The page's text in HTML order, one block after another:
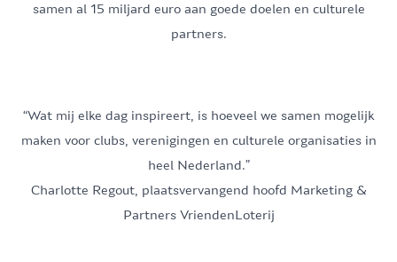
samen al 15 miljard euro aan goede doelen en culturele
partners.
“Wat mij elke dag inspireert, is hoeveel we samen mogelijk
maken voor clubs, verenigingen en culturele organisaties in
heel Nederland.”
Charlotte Regout, plaatsvervangend hoofd Marketing &
Partners VriendenLoterij